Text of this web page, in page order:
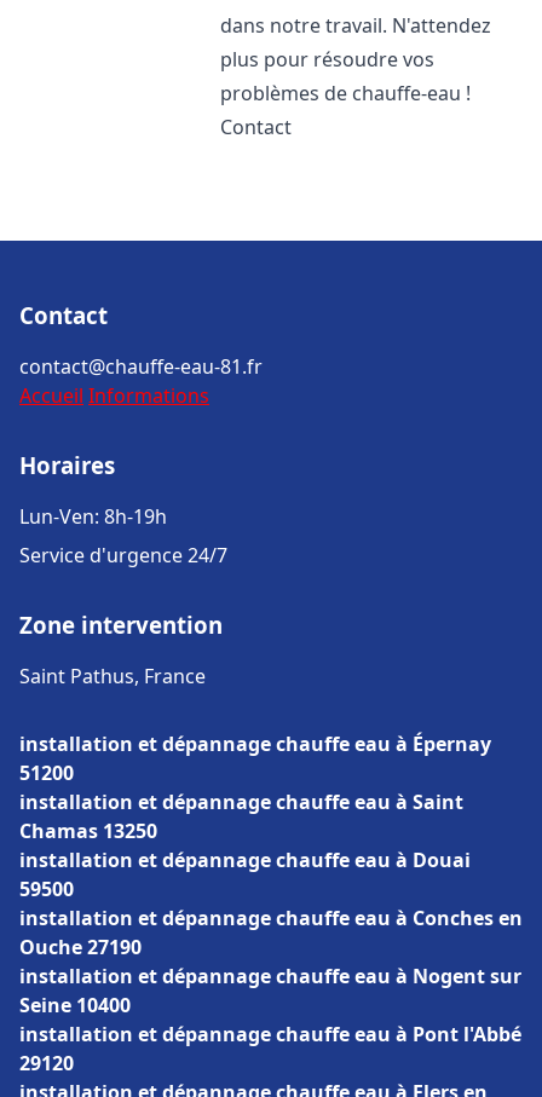
dans notre travail. N'attendez
plus pour résoudre vos
problèmes de chauffe-eau !
Contact
Contact
contact@chauffe-eau-81.fr
Accueil Informations
Horaires
Lun-Ven: 8h-19h
Service d'urgence 24/7
Zone intervention
Saint Pathus, France
installation et dépannage chauffe eau à Épernay
51200
installation et dépannage chauffe eau à Saint
Chamas 13250
installation et dépannage chauffe eau à Douai
59500
installation et dépannage chauffe eau à Conches en
Ouche 27190
installation et dépannage chauffe eau à Nogent sur
Seine 10400
installation et dépannage chauffe eau à Pont l'Abbé
29120